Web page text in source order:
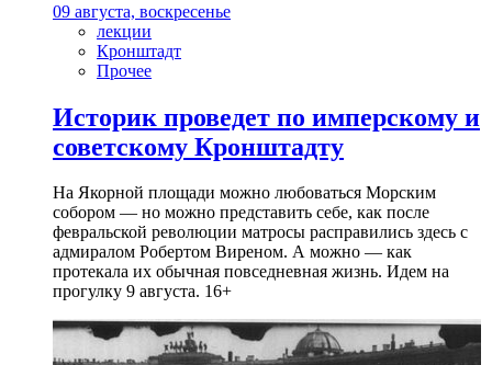
09 августа, воскресенье
лекции
Кронштадт
Прочее
Историк проведет по имперскому и
советскому Кронштадту
На Якорной площади можно любоваться Морским
собором — но можно представить себе, как после
февральской революции матросы расправились здесь с
адмиралом Робертом Виреном. А можно — как
протекала их обычная повседневная жизнь. Идем на
прогулку 9 августа. 16+